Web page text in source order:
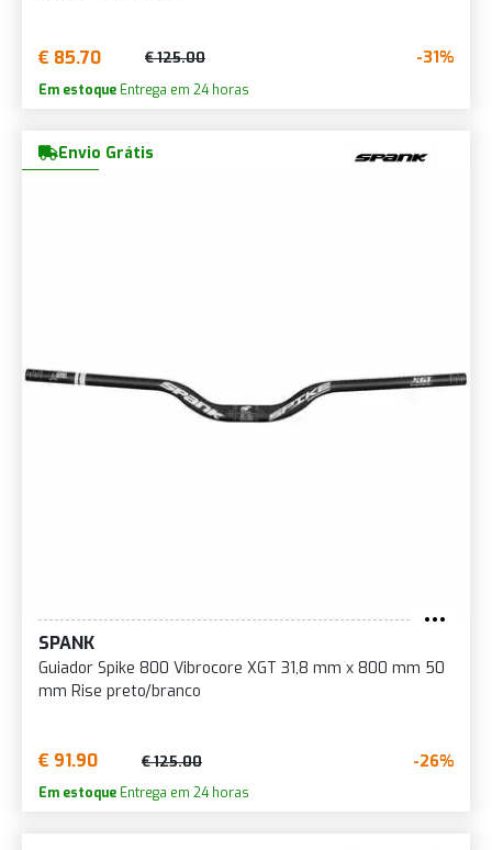
€ 85.70 € 125.00 -31%
Em estoque Entrega em 24 horas
Envio Grátis
SPANK
Guiador Spike 800 Vibrocore XGT 31,8 mm x 800 mm 50
mm Rise preto/branco
€ 91.90 € 125.00 -26%
Em estoque Entrega em 24 horas